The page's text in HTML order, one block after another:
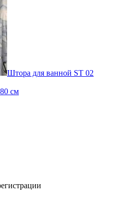
Штора для ванной ST 02
см